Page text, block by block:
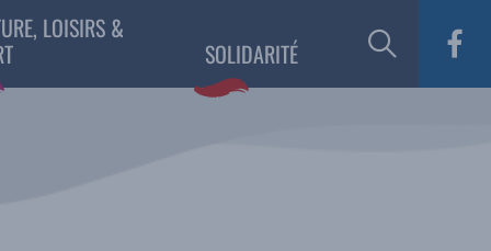
LOISIRS &
SOLIDARITÉ